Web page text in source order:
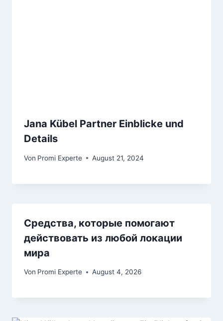
Jana Kübel Partner Einblicke und
Details
Von Promi Experte August 21, 2024
Средства, которые помогают
действовать из любой локации
мира
Von Promi Experte August 4, 2026